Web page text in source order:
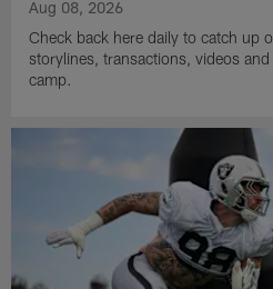
Aug 08, 2026
Check back here daily to catch up
storylines, transactions, videos
camp.